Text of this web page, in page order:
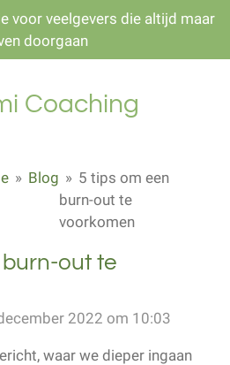
voor veelgevers die altijd maar
doorgaan
Coaching
» Blog » 5 tips om een
burn-out te
voorkomen
out te
2022 om 10:03
waar we dieper ingaan